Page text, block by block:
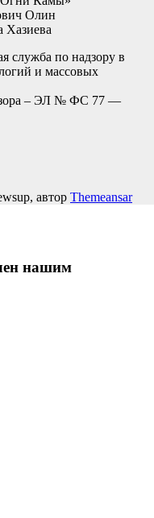
Олин
Хазиева
служба по надзору в
и массовых
– ЭЛ № ФС 77 —
автор Themeansar
нашим